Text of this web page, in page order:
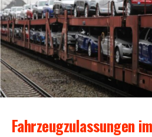
Fahr­zeug­zu­las­sun­gen